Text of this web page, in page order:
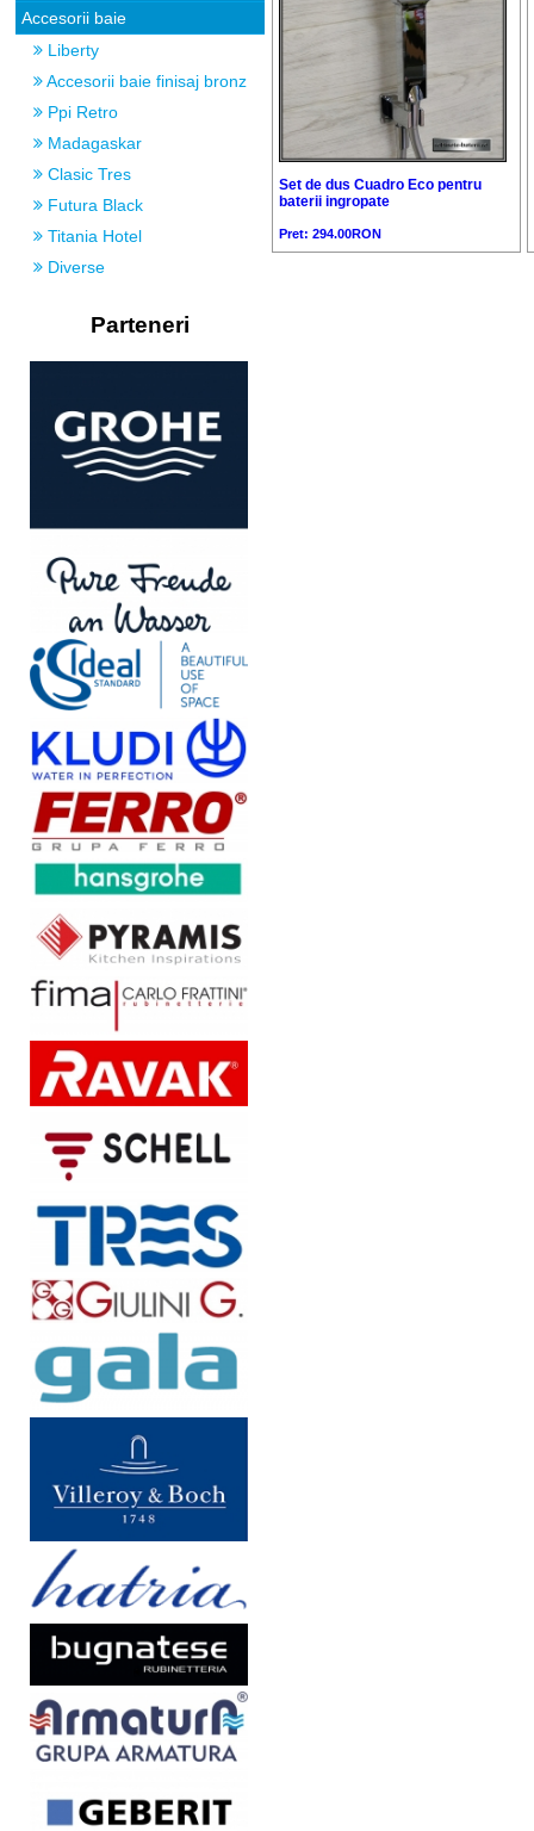
Accesorii baie
Liberty
Accesorii baie finisaj bronz
Ppi Retro
Madagaskar
Clasic Tres
Futura Black
Titania Hotel
Diverse
Parteneri
Set de dus Cuadro Eco pentru
baterii ingropate
Pret: 294.00RON